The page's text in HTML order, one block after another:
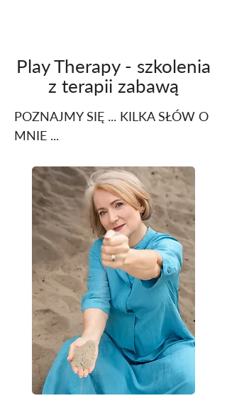
Play Therapy - szkolenia
z terapii zabawą
POZNAJMY SIĘ ... KILKA SŁÓW O
MNIE ...